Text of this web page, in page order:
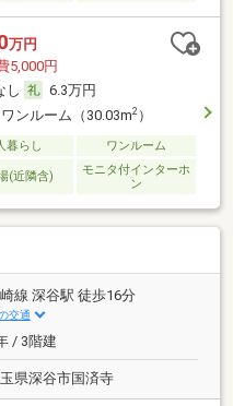
万円
5,000円
し
6.3万円
ンルーム（30.03m2）
暮らし ワンルーム
(近隣含)
モニタ付インターホ
ン
線 深谷駅 徒歩16分
交通
/ 3階建
県深谷市国済寺